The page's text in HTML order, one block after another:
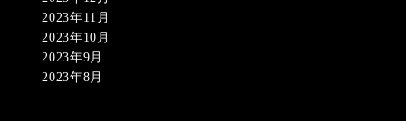
2023年11月
2023年10月
2023年9月
2023年8月